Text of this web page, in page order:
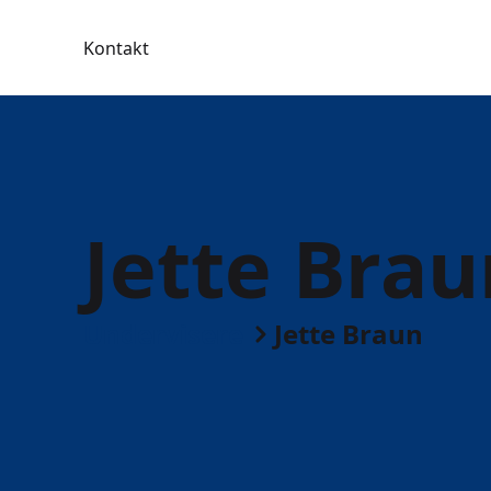
Kontakt
Jette
Jette Braun